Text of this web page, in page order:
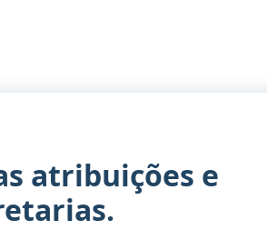
atribuições e